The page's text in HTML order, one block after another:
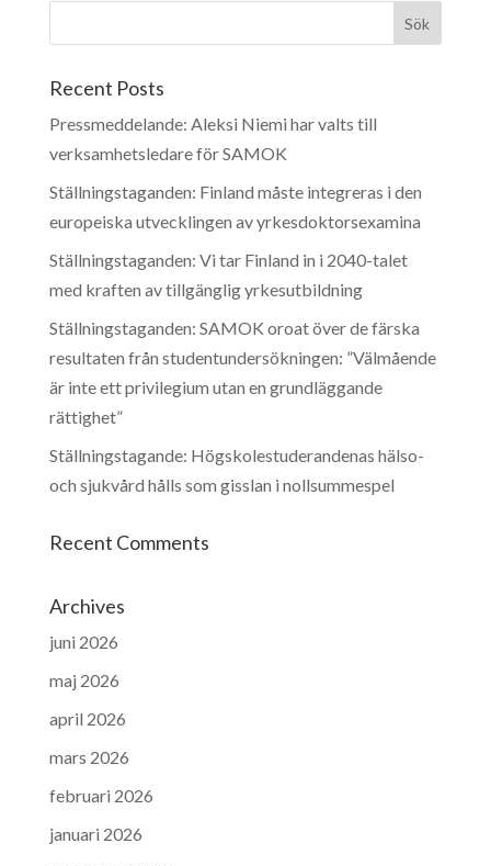
Recent Posts
Pressmeddelande: Aleksi Niemi har valts till
verksamhetsledare för SAMOK
Ställningstaganden: Finland måste integreras i den
europeiska utvecklingen av yrkesdoktorsexamina
Ställningstaganden: Vi tar Finland in i 2040-talet
med kraften av tillgänglig yrkesutbildning
Ställningstaganden: SAMOK oroat över de färska
resultaten från studentundersökningen: ”Välmående
är inte ett privilegium utan en grundläggande
rättighet”
Ställningstagande: Högskolestuderandenas hälso-
och sjukvård hålls som gisslan i nollsummespel
Recent Comments
Archives
juni 2026
maj 2026
april 2026
mars 2026
februari 2026
januari 2026